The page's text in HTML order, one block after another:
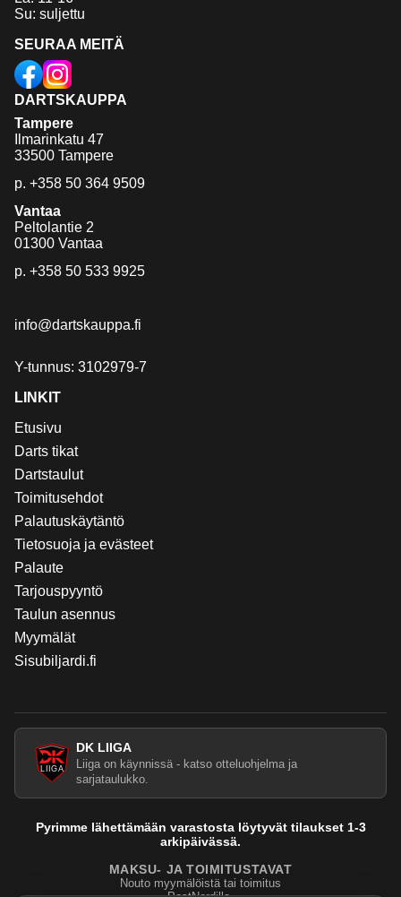
DARTSKAUPPA
Tampere
Ilmarinkatu 47
33500 Tampere
p. +358 50 364 9509
Vantaa
Peltolantie 2
01300 Vantaa
p. +358 50 533 9925
info@dartskauppa.fi
Y-tunnus: 3102979-7
SEURAA MEITÄ
LINKIT
Etusivu
Darts tikat
Dartstaulut
Toimitusehdot
Palautuskäytäntö
Tietosuoja ja evästeet
Palaute
Tarjouspyyntö
Taulun asennus
Myymälät
Sisubiljardi.fi
Su: suljettu
DK LIIGA
Liiga on käynnissä - katso otteluohjelma ja
sarjataulukko.
Pyrimme lähettämään varastosta löytyvät tilaukset 1-3
arkipäivässä.
MAKSU- JA TOIMITUSTAVAT
Nouto myymälöistä tai toimitus